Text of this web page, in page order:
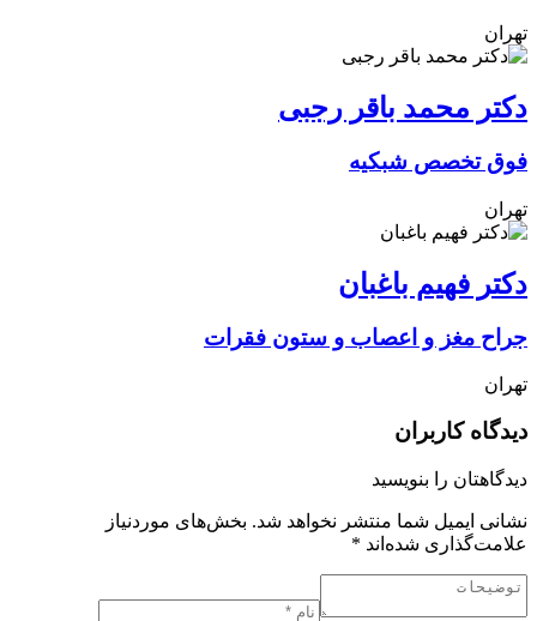
تهران
دکتر محمد باقر رجبی
فوق تخصص شبکیه
تهران
دکتر فهیم باغبان
جراح مغز و اعصاب و ستون فقرات
تهران
دیدگاه کاربران
دیدگاهتان را بنویسید
نشانی ایمیل شما منتشر نخواهد شد. بخش‌های موردنیاز
علامت‌گذاری شده‌اند *